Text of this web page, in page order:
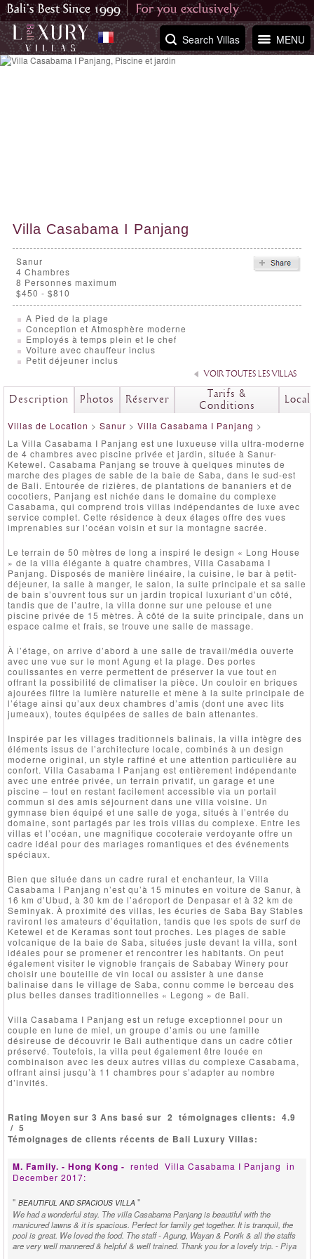
MENU
Search Villas
Villa Casabama I Panjang
Sanur
4 Chambres
8 Personnes maximum
$450 - $810
A Pied de la plage
Conception et Atmosphère moderne
Employés à temps plein et le chef
Voiture avec chauffeur inclus
Petit déjeuner inclus
VOIR TOUTES LES VILLAS
Description Photos Réserver
Tarifs &
Conditions
Villas de Location > Sanur > Villa Casabama I Panjang >
La Villa Casabama I Panjang est une luxueuse villa ultra-moderne
de 4 chambres avec piscine privée et jardin, située à Sanur-
Ketewel. Casabama Panjang se trouve à quelques minutes de
marche des plages de sable de la baie de Saba, dans le sud-est
de Bali. Entourée de rizières, de plantations de bananiers et de
cocotiers, Panjang est nichée dans le domaine du complexe
Casabama, qui comprend trois villas indépendantes de luxe avec
service complet. Cette résidence à deux étages offre des vues
imprenables sur l’océan voisin et sur la montagne sacrée.
Le terrain de 50 mètres de long a inspiré le design « Long House
» de la villa élégante à quatre chambres, Villa Casabama I
Panjang. Disposés de manière linéaire, la cuisine, le bar à petit-
déjeuner, la salle à manger, le salon, la suite principale et sa salle
de bain s’ouvrent tous sur un jardin tropical luxuriant d’un côté,
tandis que de l’autre, la villa donne sur une pelouse et une
piscine privée de 15 mètres. À côté de la suite principale, dans un
espace calme et frais, se trouve une salle de massage.
À l’étage, on arrive d’abord à une salle de travail/média ouverte
avec une vue sur le mont Agung et la plage. Des portes
coulissantes en verre permettent de préserver la vue tout en
offrant la possibilité de climatiser la pièce. Un couloir en briques
ajourées filtre la lumière naturelle et mène à la suite principale de
l’étage ainsi qu’aux deux chambres d’amis (dont une avec lits
jumeaux), toutes équipées de salles de bain attenantes.
Inspirée par les villages traditionnels balinais, la villa intègre des
éléments issus de l’architecture locale, combinés à un design
moderne original, un style raffiné et une attention particulière au
confort. Villa Casabama I Panjang est entièrement indépendante
avec une entrée privée, un terrain privatif, un garage et une
piscine – tout en restant facilement accessible via un portail
commun si des amis séjournent dans une villa voisine. Un
gymnase bien équipé et une salle de yoga, situés à l’entrée du
domaine, sont partagés par les trois villas du complexe. Entre les
villas et l’océan, une magnifique cocoteraie verdoyante offre un
cadre idéal pour des mariages romantiques et des événements
spéciaux.
Bien que située dans un cadre rural et enchanteur, la Villa
Casabama I Panjang n’est qu’à 15 minutes en voiture de Sanur, à
16 km d’Ubud, à 30 km de l’aéroport de Denpasar et à 32 km de
Seminyak. À proximité des villas, les écuries de Saba Bay Stables
raviront les amateurs d’équitation, tandis que les spots de surf de
Ketewel et de Keramas sont tout proches. Les plages de sable
volcanique de la baie de Saba, situées juste devant la villa, sont
idéales pour se promener et rencontrer les habitants. On peut
également visiter le vignoble français de Sababay Winery pour
choisir une bouteille de vin local ou assister à une danse
balinaise dans le village de Saba, connu comme le berceau des
plus belles danses traditionnelles « Legong » de Bali.
Villa Casabama I Panjang est un refuge exceptionnel pour un
couple en lune de miel, un groupe d’amis ou une famille
désireuse de découvrir le Bali authentique dans un cadre côtier
préservé. Toutefois, la villa peut également être louée en
combinaison avec les deux autres villas du complexe Casabama,
offrant ainsi jusqu’à 11 chambres pour s’adapter au nombre
d’invités.
Rating Moyen sur 3 Ans basé sur 2 témoignages clients: 4.9
/ 5
Témoignages de clients récents de Bali Luxury Villas:
M. Family. - Hong Kong - rented Villa Casabama I Panjang in
December 2017:
" BEAUTIFUL AND SPACIOUS VILLA "
We had a wonderful stay. The villa Casabama Panjang is beautiful with the
manicured lawns & it is spacious. Perfect for family get together. It is tranquil, the
pool is great. We loved the food. The staff - Agung, Wayan & Ponik & all the staffs
are very well mannered & helpful & well trained. Thank you for a lovely trip. - Piya